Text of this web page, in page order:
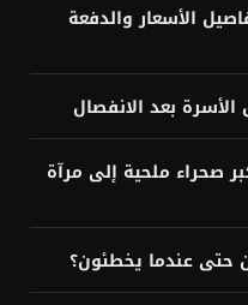
الأسعار والدفعة
بعد الانفصال
صحراء ملحية إلى مرآة
حتى عندما يخطئون؟